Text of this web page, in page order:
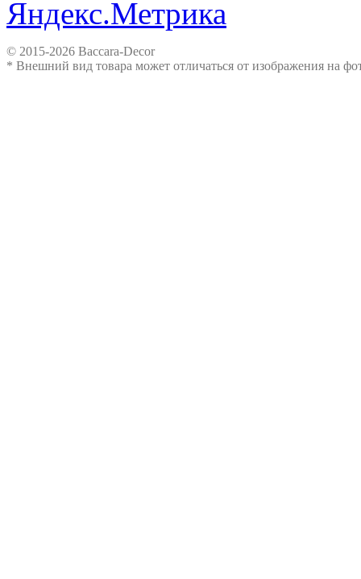
© 2015-2026 Baccara-Decor
* Внешний вид товара может отличаться от изображения на